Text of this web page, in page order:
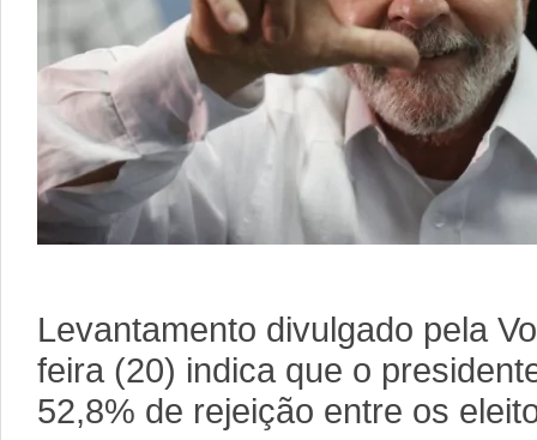
Levantamento divulgado pela
feira (20) indica que o
52,8% de rejeição entre os